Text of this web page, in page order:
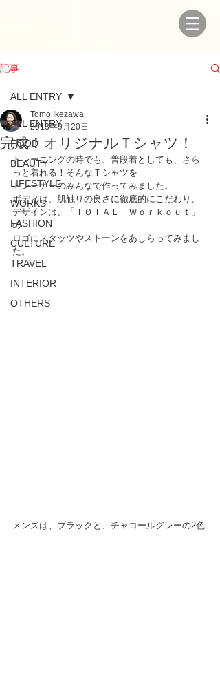
記事
ALL ENTRY
FOOD
BEAUTY
LIFESTYLE
WORKS
FASHION
CULTURE
TRAVEL
INTERIOR
OTHERS
ALL ENTRY
完成！オリジナルＴシャツ！
Tomo Ikezawa
2013年9月20日
トレーニングの時でも、普段着としても、さら
っと着れる！そんなＴシャツを
トレーナーのみんなで作ってみました。
ボディは、肌触りの良さに徹底的にこだわり、
デザインは、「ＴＯＴＡＬ　Ｗｏｒｋｏｕｔ」
の
ロゴにスタッツやストーンをあしらってみまし
た。
メンズは、ブラックと、チャコールグレーの2色